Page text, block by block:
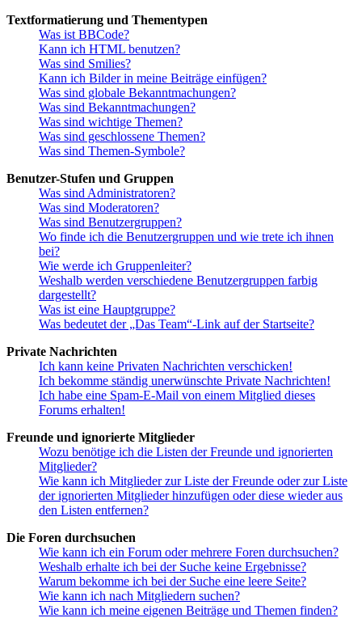
Textformatierung und Thementypen
Was ist BBCode?
Kann ich HTML benutzen?
Was sind Smilies?
Kann ich Bilder in meine Beiträge einfügen?
Was sind globale Bekanntmachungen?
Was sind Bekanntmachungen?
Was sind wichtige Themen?
Was sind geschlossene Themen?
Was sind Themen-Symbole?
Benutzer-Stufen und Gruppen
Was sind Administratoren?
Was sind Moderatoren?
Was sind Benutzergruppen?
Wo finde ich die Benutzergruppen und wie trete ich ihnen
bei?
Wie werde ich Gruppenleiter?
Weshalb werden verschiedene Benutzergruppen farbig
dargestellt?
Was ist eine Hauptgruppe?
Was bedeutet der „Das Team“-Link auf der Startseite?
Private Nachrichten
Ich kann keine Privaten Nachrichten verschicken!
Ich bekomme ständig unerwünschte Private Nachrichten!
Ich habe eine Spam-E-Mail von einem Mitglied dieses
Forums erhalten!
Freunde und ignorierte Mitglieder
Wozu benötige ich die Listen der Freunde und ignorierten
Mitglieder?
Wie kann ich Mitglieder zur Liste der Freunde oder zur Liste
der ignorierten Mitglieder hinzufügen oder diese wieder aus
den Listen entfernen?
Die Foren durchsuchen
Wie kann ich ein Forum oder mehrere Foren durchsuchen?
Weshalb erhalte ich bei der Suche keine Ergebnisse?
Warum bekomme ich bei der Suche eine leere Seite?
Wie kann ich nach Mitgliedern suchen?
Wie kann ich meine eigenen Beiträge und Themen finden?